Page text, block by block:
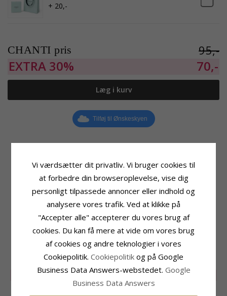
+ 20,-
CHANTI pris 95,-
EXTRA 30% 70,-
Læg i kurv
Tilføj til Ønskeskyen
Produktinformation
Tillægsord:6 mm
Form:Vandfaste
Øreringe:
Ørestikker
Ædelmetal:Forgyldt Stål
Kollektion:OCEANA
Overflade: Blank
Størrelse
Diameter:6,0 mm
Leveringstid
Leveringstid: 2-3 Hverdage
RELATEREDE PRODUKTER
30% SALE 30% SALE
Vi værdsætter dit privatliv. Vi bruger cookies til
at forbedre din browseroplevelse, vise dig
personligt tilpassede annoncer eller indhold og
analysere vores trafik. Ved at klikke på
"Accepter alle" accepterer du vores brug af
cookies. Du kan få mere at vide om vores brug
af cookies og andre teknologier i vores
Cookiepolitik. Cookiepolitik og på Google
Business Data Answers-webstedet. Google
Business Data Answers